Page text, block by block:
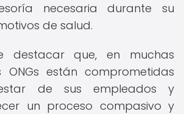
necesaria durante su
de salud.
destacar que, en muchas
ONGs están comprometidas
de sus empleados y
un proceso compasivo y